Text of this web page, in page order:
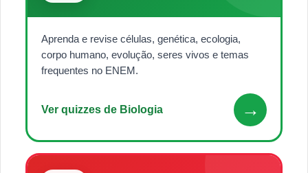
Aprenda e revise células, genética, ecologia,
corpo humano, evolução, seres vivos e temas
frequentes no ENEM.
Ver quizzes de Biologia →